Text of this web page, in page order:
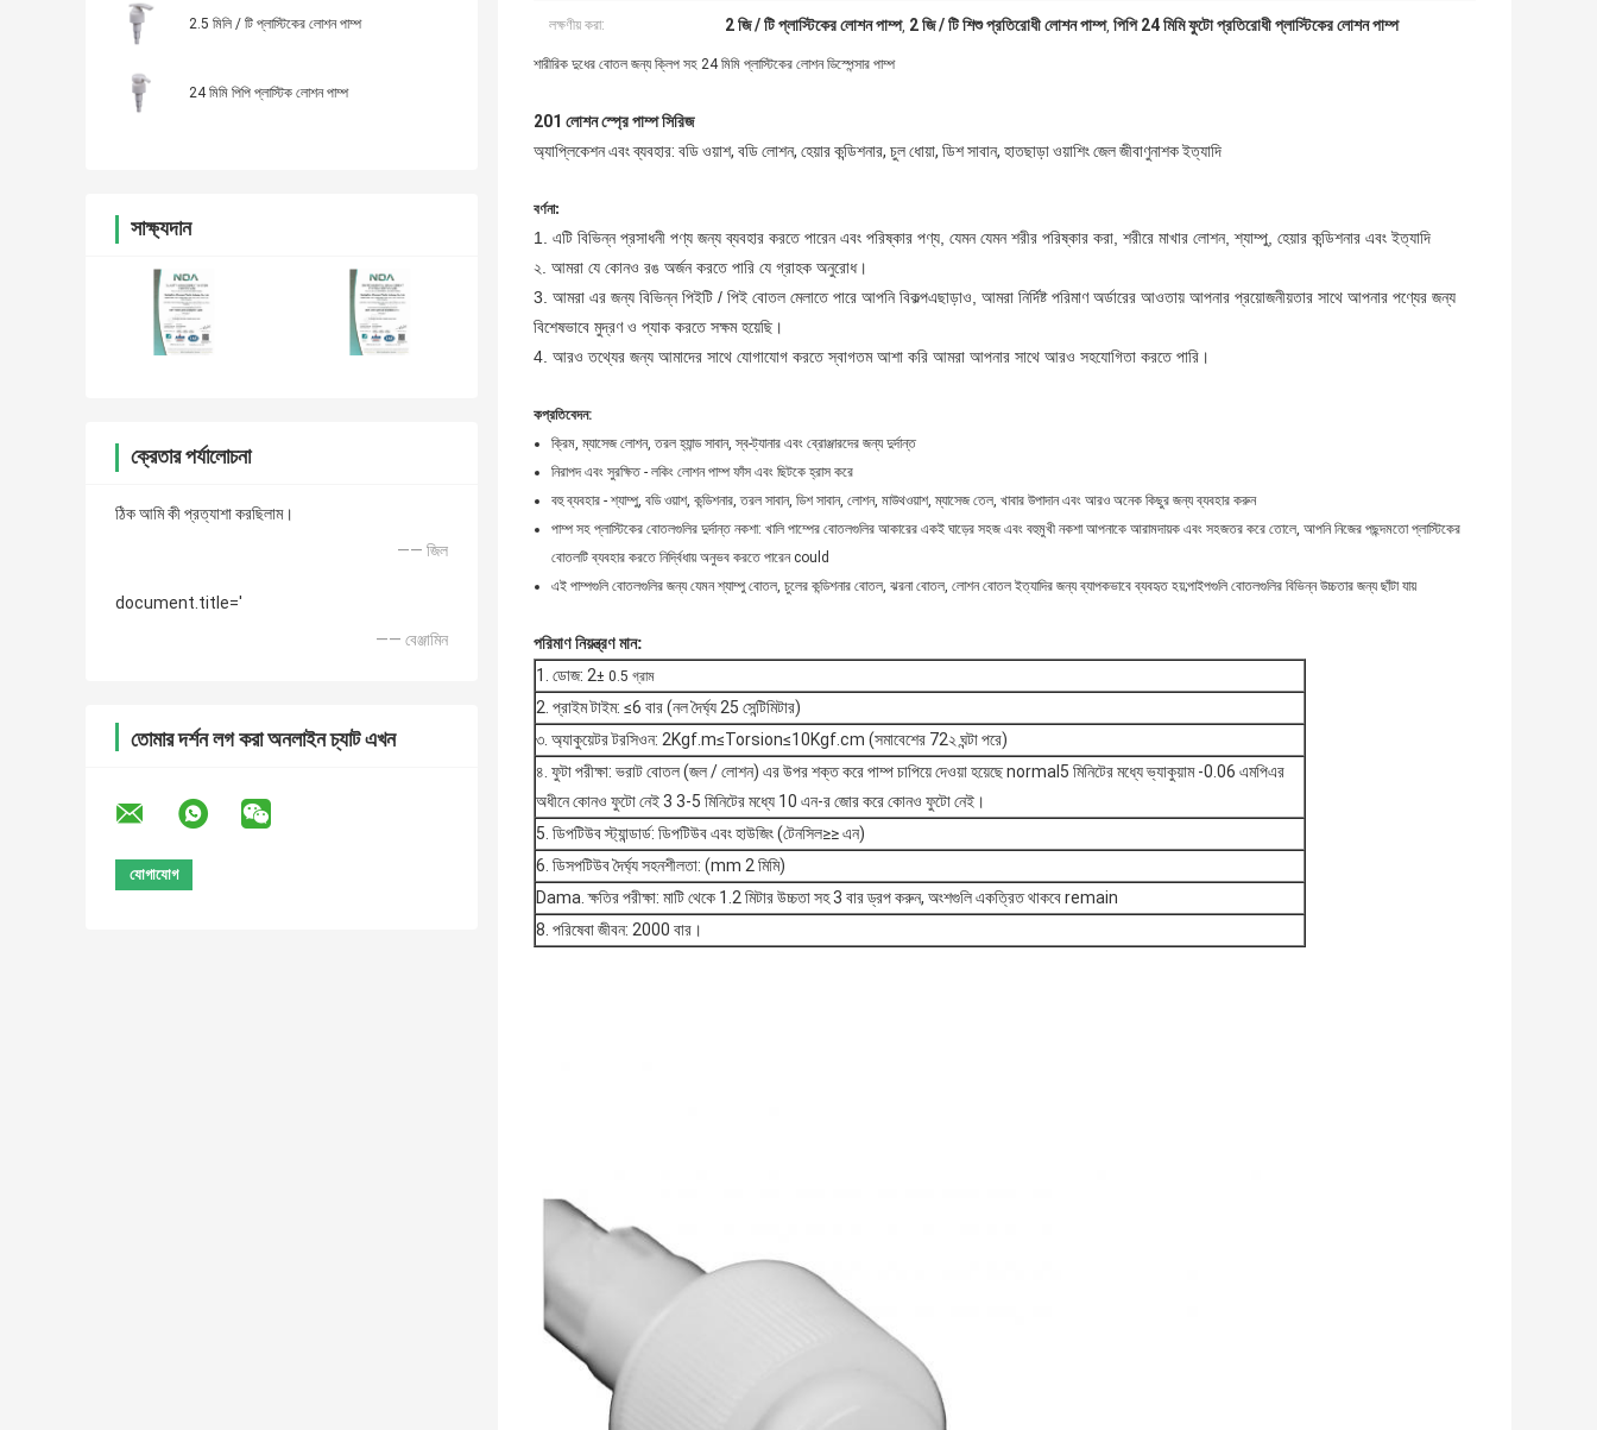
2.5 মিলি / টি প্লাস্টিকের লোশন পাম্প
24 মিমি পিপি প্লাস্টিক লোশন পাম্প
সাক্ষ্যদান
ক্রেতার পর্যালোচনা
ঠিক আমি কী প্রত্যাশা করছিলাম।
—— জিল
document.title='
—— বেঞ্জামিন
তোমার দর্শন লগ করা অনলাইন চ্যাট এখন
লক্ষণীয় করা: 2 জি / টি প্লাস্টিকের লোশন পাম্প, 2 জি / টি শিশু প্রতিরোধী লোশন পাম্প, পিপি 24 মিমি ফুটো প্রতিরোধী প্লাস্টিকের লোশন পাম্প
শারীরিক দুধের বোতল জন্য ক্লিপ সহ 24 মিমি প্লাস্টিকের লোশন ডিস্পেন্সার পাম্প
201 লোশন স্প্রে পাম্প সিরিজ
অ্যাপ্লিকেশন এবং ব্যবহার: বডি ওয়াশ, বডি লোশন, হেয়ার কন্ডিশনার, চুল ধোয়া, ডিশ সাবান, হাতছাড়া ওয়াশিং জেল জীবাণুনাশক ইত্যাদি
বর্ণনা:
1. এটি বিভিন্ন প্রসাধনী পণ্য জন্য ব্যবহার করতে পারেনএবং পরিষ্কার পণ্য, যেমনযেমনশরীর পরিষ্কার করা, শরীরে মাখার লোশন, শ্যাম্পু, হেয়ার কন্ডিশনার এবং ইত্যাদি
২. আমরা যে কোনও রঙ অর্জন করতে পারি যে গ্রাহক অনুরোধ।
3. আমরা এর জন্য বিভিন্ন পিইটি / পিই বোতল মেলাতে পারে আপনি বিকল্পএছাড়াও, আমরা নির্দিষ্ট পরিমাণ অর্ডারের আওতায় আপনার প্রয়োজনীয়তার সাথে আপনার পণ্যের জন্য
বিশেষভাবে মুদ্রণ ও প্যাক করতে সক্ষম হয়েছি।
4. আরও তথ্যের জন্য আমাদের সাথে যোগাযোগ করতে স্বাগতমআশা করি আমরা আপনার সাথে আরও সহযোগিতা করতে পারি ।
কপ্রতিবেদন:
ক্রিম, ম্যাসেজ লোশন, তরল হ্যান্ড সাবান, স্ব-ট্যানার এবং ব্রোঞ্জারদের জন্য দুর্দান্ত
নিরাপদ এবং সুরক্ষিত - লকিং লোশন পাম্প ফাঁস এবং ছিটকে হ্রাস করে
বহু ব্যবহার - শ্যাম্পু, বডি ওয়াশ, কন্ডিশনার, তরল সাবান, ডিশ সাবান, লোশন, মাউথওয়াশ, ম্যাসেজ তেল, খাবার উপাদান এবং আরও অনেক কিছুর জন্য ব্যবহার করুন
পাম্প সহ প্লাস্টিকের বোতলগুলির দুর্দান্ত নকশা: খালি পাম্পের বোতলগুলির আকারের একই ঘাড়ের সহজ এবং বহুমুখী নকশা আপনাকে আরামদায়ক এবং সহজতর করে তোলে, আপনি নিজের পছন্দমতো প্লাস্টিকের
বোতলটি ব্যবহার করতে নির্দ্বিধায় অনুভব করতে পারেন could
এই পাম্পগুলি বোতলগুলির জন্য যেমন শ্যাম্পু বোতল, চুলের কন্ডিশনার বোতল, ঝরনা বোতল, লোশন বোতল ইত্যাদির জন্য ব্যাপকভাবে ব্যবহৃত হয়;পাইপগুলি বোতলগুলির বিভিন্ন উচ্চতার জন্য ছাঁটা যায়
পরিমাণ নিয়ন্ত্রণ মান:
1. ডোজ: 2± 0.5 গ্রাম
2. প্রাইম টাইম: ≤6 বার (নল দৈর্ঘ্য 25 সেন্টিমিটার)
৩. অ্যাকুয়েটর টরসিওন: 2Kgf.m≤Torsion≤10Kgf.cm (সমাবেশের 72২ ঘন্টা পরে)
৪. ফুটা পরীক্ষা: ভরাট বোতল (জল / লোশন) এর উপর শক্ত করে পাম্প চাপিয়ে দেওয়া হয়েছে normal5 মিনিটের মধ্যে ভ্যাকুয়াম -0.06 এমপিএর
অধীনে কোনও ফুটো নেই 3 3-5 মিনিটের মধ্যে 10 এন-র জোর করে কোনও ফুটো নেই।
5. ডিপটিউব স্ট্যান্ডার্ড: ডিপটিউব এবং হাউজিং (টেনসিল≥≥ এন)
6. ডিসপটিউব দৈর্ঘ্য সহনশীলতা: (mm 2 মিমি)
Dama. ক্ষতির পরীক্ষা: মাটি থেকে 1.2 মিটার উচ্চতা সহ 3 বার ড্রপ করুন, অংশগুলি একত্রিত থাকবে remain
8. পরিষেবা জীবন: 2000 বার।